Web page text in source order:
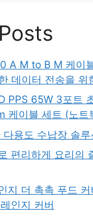
A M to B M 케이
데이터 전송을 위
PPS 65W 3포트
케이블 세트 (노트
용도 수납장 솔루
편리하게 요리의
지 더 촉촉 푸드
인지 커버